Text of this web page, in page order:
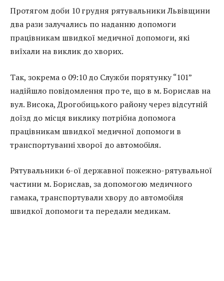
Протягом доби 10 грудня рятувальники Львівщини
два рази залучались по наданню допомоги
працівникам швидкої медичної допомоги, які
виїхали на виклик до хворих.
Так, зокрема о 09:10 до Служби порятунку “101”
надійшло повідомлення про те, що в м. Борислав на
вул. Висока, Дрогобицького району через відсутній
доїзд до місця виклику потрібна допомога
працівникам швидкої медичної допомоги в
транспортуванні хворої до автомобіля.
Рятувальники 6-ої державної пожежно-рятувальної
частини м. Борислав, за допомогою медичного
гамака, транспортували хвору до автомобіля
швидкої допомоги та передали медикам.